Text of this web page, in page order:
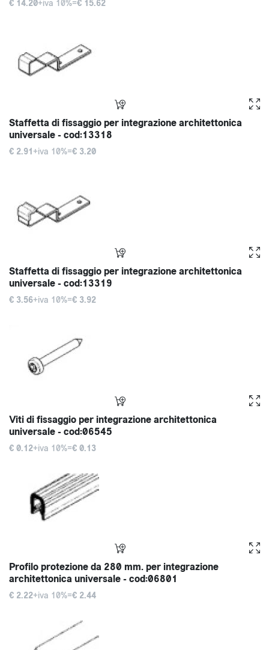
€ 14.20+iva 10%=€ 15.62
Staffetta di fissaggio per integrazione architettonica
universale - cod:13318
€ 2.91+iva 10%=€ 3.20
Staffetta di fissaggio per integrazione architettonica
universale - cod:13319
€ 3.56+iva 10%=€ 3.92
Viti di fissaggio per integrazione architettonica
universale - cod:06545
€ 0.12+iva 10%=€ 0.13
Profilo protezione da 280 mm. per integrazione
architettonica universale - cod:06801
€ 2.22+iva 10%=€ 2.44